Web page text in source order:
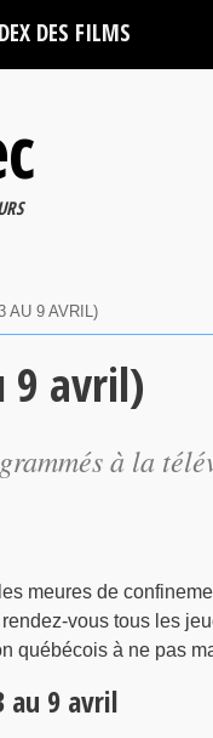
DES FILMS
AU 9 AVRIL)
9 avril)
à la
meures de
vous tous les
québécois à ne pas
au 9 avril